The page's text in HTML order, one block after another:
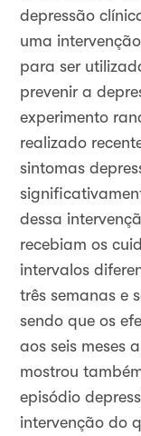
depressão
uma
para ser
prevenir a
experimento
realizado
sintomas
dessa
recebiam os
intervalos
três semanas e
sendo que os
aos seis meses
mostrou
episódio
intervenção do